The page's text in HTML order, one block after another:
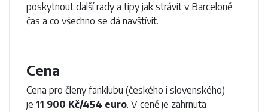
poskytnout další rady a tipy jak strávit v Barceloně
čas a co všechno se dá navštívit.
Cena
Cena pro členy fanklubu (českého i slovenského)
je 11 900 Kč/454 euro. V ceně je zahrnuta